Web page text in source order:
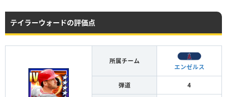
テイラーウォードの評価点
所属チーム
エンゼルス
弾道 4